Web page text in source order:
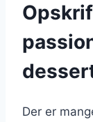
Der er